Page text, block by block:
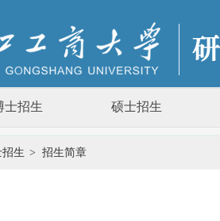
士招生 硕士招生
生 > 招生简章